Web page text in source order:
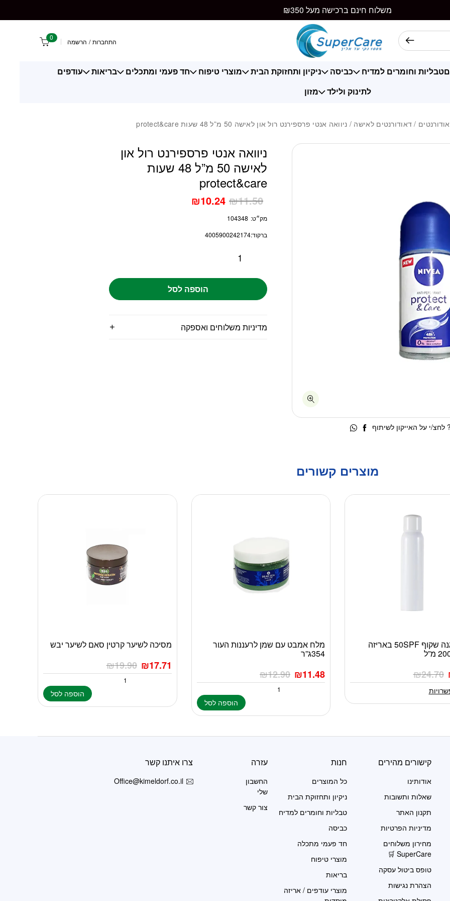
משלוח חינם ברכישה מעל ₪350
התחברות / הרשמה 0
טבליות וחומרים למדיח כביסה ניקיון ותחזוקת הבית מוצרי טיפוח חד פעמי ומתכלים בריאות
עודפים
לתינוק ולילד
מזון
/ דאודורנטים לאישה / ניוואה אנטי פרספירנט רול און לאישה 50 מ”ל 48 שעות protect&care
ניוואה אנטי פרספירנט רול און
לאישה 50 מ”ל 48 שעות
protect&care
₪11.50
₪10.24
מק״ט: 104348
ברקוד:4005900242174
הוספה לסל
מדיניות משלוחים ואספקה
י על האייקון לשיתוף
מוצרים קשורים
ספריי הגנה שקוף 50SPF באריזה
₪24.70
מלח אמבט עם שמן לרעננות העור
354ג”ר
₪12.90 ₪11.48
הוספה לסל
מסיכה לשיער קרטין סאם לשיער יבש
₪19.90 ₪17.71
הוספה לסל
קישורים מהירים
אודותינו
שאלות ותשובות
תקנון האתר
מדיניות הפרטיות
מחירון משלוחים
SuperCare 🛒
טופס ביטול עסקה
הצהרת נגישות
חנות
כל המוצרים
ניקיון ותחזוקת הבית
טבליות וחומרים למדיח
כביסה
חד פעמי מתכלה
מוצרי טיפוח
בריאות
מוצרי עודפים / אריזה
עזרה
החשבון
שלי
צור קשר
צרו איתנו קשר
Office@kimeldorf.co.il